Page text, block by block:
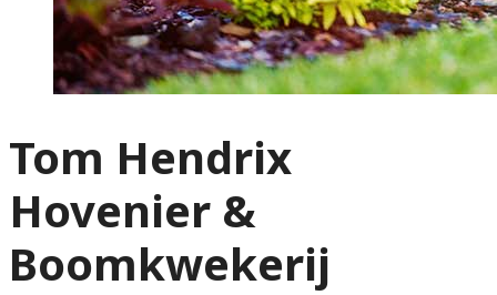
Tom Hendrix
Hovenier &
Boomkwekerij